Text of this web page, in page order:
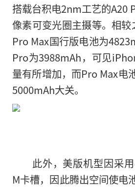
搭载台积电2nm工艺的A20
像素可变光圈主摄等。相
Pro Max国行版电池为
Pro为3988mAh，可见
量有所增加，而Pro Max电
5000mAh大关。
此外，美版机型因采
M卡槽，因此腾出空间使电